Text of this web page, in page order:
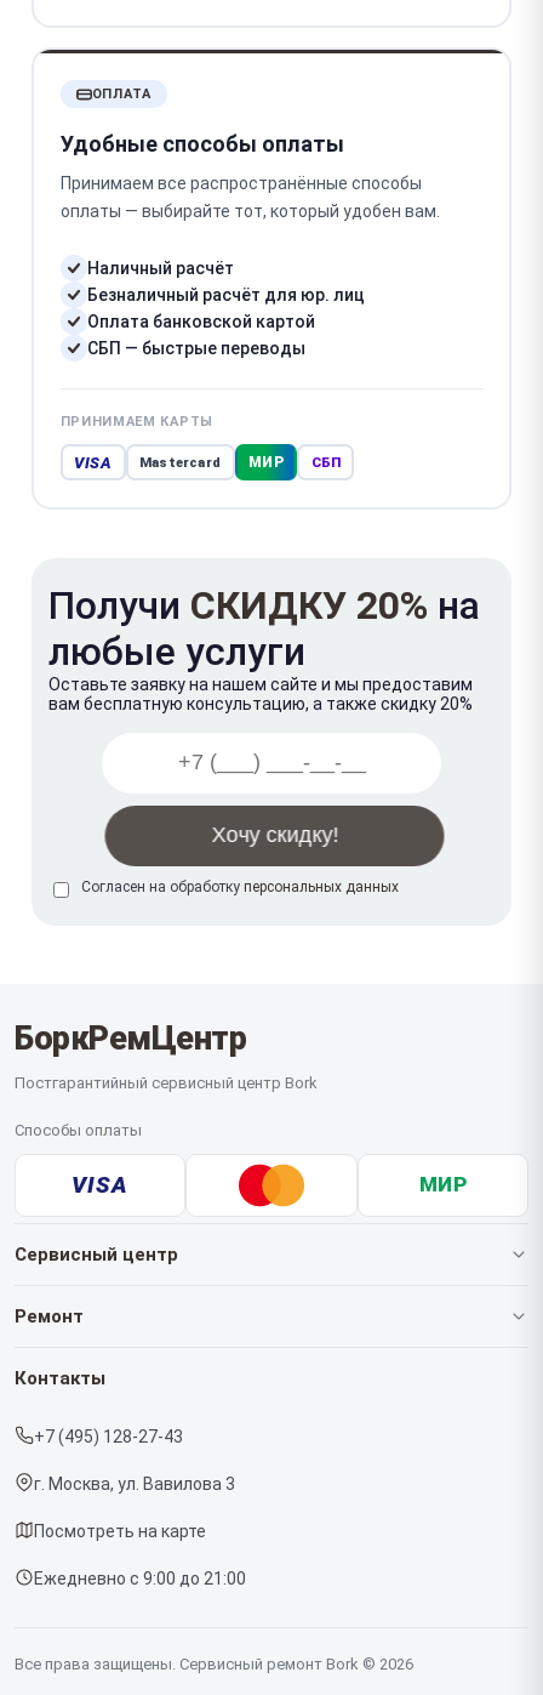
ОПЛАТА
Удобные способы оплаты
Принимаем все распространённые способы
оплаты — выбирайте тот, который удобен вам.
Наличный расчёт
Безналичный расчёт для юр. лиц
Оплата банковской картой
СБП — быстрые переводы
ПРИНИМАЕМ КАРТЫ
VISA Mastercard МИР СБП
Получи СКИДКУ 20% на
любые услуги
Оставьте заявку на нашем сайте и мы предоставим
вам бесплатную консультацию, а также скидку 20%
Согласен на обработку персональных данных
БоркРемЦентр
Постгарантийный сервисный центр Bork
Способы оплаты
VISA МИР
Сервисный центр
О нашем сервисе
Срочный ремонт
Доставка и способы оплаты
Диагностика
Контакты
Ремонт
Роботов-пылесосов
Контакты
+7 (495) 128-27-43
г. Москва, ул. Вавилова 3
Посмотреть на карте
Ежедневно с 9:00 до 21:00
Все права защищены. Сервисный ремонт Bork © 2026